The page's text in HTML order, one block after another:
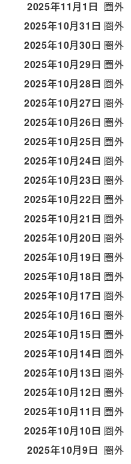
2025年11月1日 圏外
2025年10月31日 圏外
2025年10月30日 圏外
2025年10月29日 圏外
2025年10月28日 圏外
2025年10月27日 圏外
2025年10月26日 圏外
2025年10月25日 圏外
2025年10月24日 圏外
2025年10月23日 圏外
2025年10月22日 圏外
2025年10月21日 圏外
2025年10月20日 圏外
2025年10月19日 圏外
2025年10月18日 圏外
2025年10月17日 圏外
2025年10月16日 圏外
2025年10月15日 圏外
2025年10月14日 圏外
2025年10月13日 圏外
2025年10月12日 圏外
2025年10月11日 圏外
2025年10月10日 圏外
2025年10月9日 圏外